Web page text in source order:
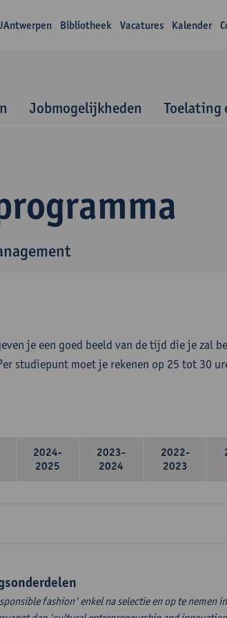
Bibliotheek Vacatures Kalender
Jobmogelijkheden Toelating
je een goed beeld van de tijd die je zal
studiepunt moet je rekenen op 25 tot 30
2024-
2025
2023-
2024
2022-
2023
fashion' enkel na selectie en op te nemen